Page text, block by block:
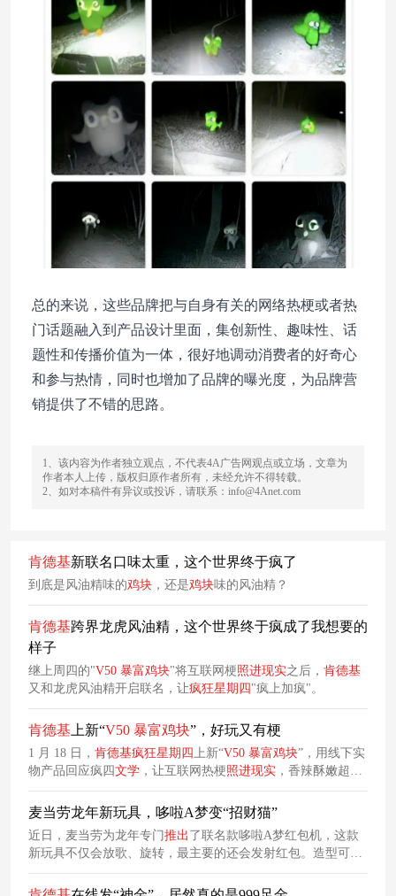
总的来说，这些品牌把与自身有关的网络热梗或者热
门话题融入到产品设计里面，集创新性、趣味性、话
题性和传播价值为一体，很好地调动消费者的好奇心
和参与热情，同时也增加了品牌的曝光度，为品牌营
销提供了不错的思路。
1、该内容为作者独立观点，不代表4A广告网观点或立场，文章为
作者本人上传，版权归原作者所有，未经允许不得转载。
2、如对本稿件有异议或投诉，请联系：info@4Anet.com
肯德基新联名口味太重，这个世界终于疯了
到底是风油精味的鸡块 ，还是鸡块味的风油精？
肯德基跨界龙虎风油精，这个世界终于疯成了我想要的
样子
继上周四的"V50 暴富鸡块"将互联网梗照进现实之后， 肯德基
又和龙虎风油精开启联名，让疯狂星期四"疯上加疯"。
肯德基 上新“V50 暴富鸡块”，好玩又有梗
1 月 18 日， 肯德基疯狂星期四 上新“V50 暴富鸡块”，用线下实
物产品回应疯四文学 ，让互联网热梗照进现实 ，香辣酥嫩超好
味的同时又好玩又有梗。
麦当劳龙年新玩具，哆啦A梦变“招财猫”
近日，麦当劳为龙年专门推出 了联名款哆啦A梦红包机，这款
新玩具不仅会放歌、旋转，最主要的还会发射红包。造型可爱
的哆啦A梦身着中式服装，还能旋转派发红包，为新年聚会增
添欢笑和祝福。活动期间，消费者可在购买任意餐品时现金加